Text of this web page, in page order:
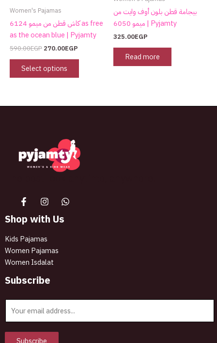
Women's Pajamas
كاش قطن من ميمو 6124 as free
as the ocean blue | Pyjamty
590.00EGP 270.00EGP
Select options
variants.
The
options
chosen
بيجامة قطن بلون أوف وايت من
ميمو 6050 | Pyjamty
325.00EGP
Read more
Shop with Us
Kids Pajamas
Women Pajamas
Women Isdalat
Subscribe